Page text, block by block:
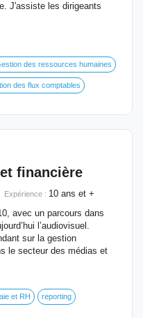
J'assiste les dirigeants
des ressources humaines
des flux comptables
financière
Expérience : 10 ans et +
avec un parcours dans
l’audiovisuel.
sur la gestion
le secteur des médias et
et RH reporting